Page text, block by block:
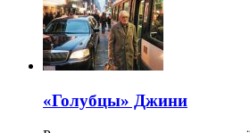
«Голубцы» Джини